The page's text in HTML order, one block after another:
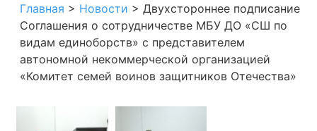
Главная > Новости > Двухстороннее подписание
Соглашения о сотрудничестве МБУ ДО «СШ по
видам единоборств» с представителем
автономной некоммерческой организацией
«Комитет семей воинов защитников Отечества»